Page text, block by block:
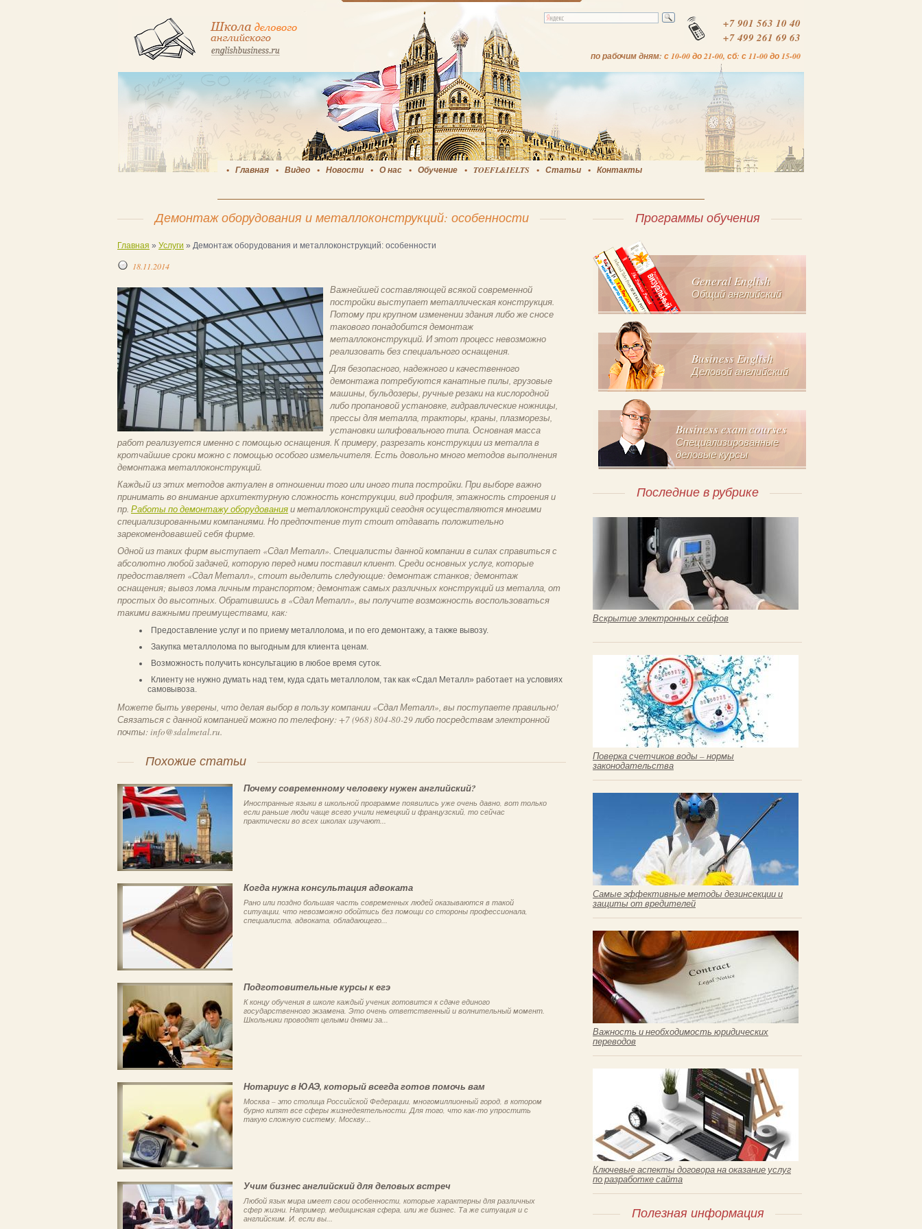
+7 901 563 10 40
+7 499 261 69 63
по рабочим дням: с 10-00 до 21-00, сб: с 11-00 до 15-00
Главная Видео Новости О нас Обучение TOEFL&IELTS Статьи Контакты
Программы обучения
General English
Общий английский
Business English
Деловой английский
Business exam courses
Специализированные
деловые курсы
Последние в рубрике
Вскрытие электронных сейфов
Поверка счетчиков воды – нормы
законодательства
Самые эффективные методы дезинсекции и
защиты от вредителей
Важность и необходимость юридических
переводов
Ключевые аспекты договора на оказание услуг
по разработке сайта
Полезная информация
Демонтаж оборудования и металлоконструкций: особенности
Главная » Услуги » Демонтаж оборудования и металлоконструкций: особенности
18.11.2014
Важнейшей составляющей всякой современной
постройки выступает металлическая конструкция.
Потому при крупном изменении здания либо же сносе
такового понадобится демонтаж
металлоконструкций. И этот процесс невозможно
реализовать без специального оснащения.
Для безопасного, надежного и качественного
демонтажа потребуются канатные пилы, грузовые
машины, бульдозеры, ручные резаки на кислородной
либо пропановой установке, гидравлические ножницы,
прессы для металла, тракторы, краны, плазморезы,
установки шлифовального типа. Основная масса
работ реализуется именно с помощью оснащения. К примеру, разрезать конструкции из металла в
кротчайшие сроки можно с помощью особого измельчителя. Есть довольно много методов выполнения
демонтажа металлоконструкций.
Каждый из этих методов актуален в отношении того или иного типа постройки. При выборе важно
принимать во внимание архитектурную сложность конструкции, вид профиля, этажность строения и
пр. Работы по демонтажу оборудованияи металлоконструкций сегодня осуществляются многими
специализированными компаниями. Но предпочтение тут стоит отдавать положительно
зарекомендовавшей себя фирме.
Одной из таких фирм выступает «Сдал Металл». Специалисты данной компании в силах справиться с
абсолютно любой задачей, которую перед ними поставил клиент. Среди основных услуг, которые
предоставляет «Сдал Металл», стоит выделить следующие: демонтаж станков; демонтаж
оснащения; вывоз лома личным транспортом; демонтаж самых различных конструкций из металла, от
простых до высотных. Обратившись в «Сдал Металл», вы получите возможность воспользоваться
такими важными преимуществами, как:
Предоставление услуг и по приему металлолома, и по его демонтажу, а также вывозу.
Закупка металлолома по выгодным для клиента ценам.
Возможность получить консультацию в любое время суток.
Клиенту не нужно думать над тем, куда сдать металлолом, так как «Сдал Металл» работает на условиях
самовывоза.
Можете быть уверены, что делая выбор в пользу компании «Сдал Металл», вы поступаете правильно!
Связаться с данной компанией можно по телефону: +7 (968) 804-80-29 либо посредствам электронной
почты: info@sdalmetal.ru.
Похожие статьи
Почему современному человеку нужен английский?
Иностранные языки в школьной программе появились уже очень давно, вот только
если раньше люди чаще всего учили немецкий и французский, то сейчас
практически во всех школах изучают...
Когда нужна консультация адвоката
Рано или поздно большая часть современных людей оказываются в такой
ситуации, что невозможно обойтись без помощи со стороны профессионала,
специалиста, адвоката, обладающего...
Подготовительные курсы к егэ
К концу обучения в школе каждый ученик готовится к сдаче единого
государственного экзамена. Это очень ответственный и волнительный момент.
Школьники проводят целыми днями за...
Нотариус в ЮАЭ, который всегда готов помочь вам
Москва – это столица Российской Федерации, многомиллионный город, в котором
бурно кипят все сферы жизнедеятельности. Для того, что как-то упростить
такую сложную систему, Москву...
Учим бизнес английский для деловых встреч
Любой язык мира имеет свои особенности, которые характерны для различных
сфер жизни. Например, медицинская сфера, или же бизнес. Та же ситуация и с
английским. И, если вы...